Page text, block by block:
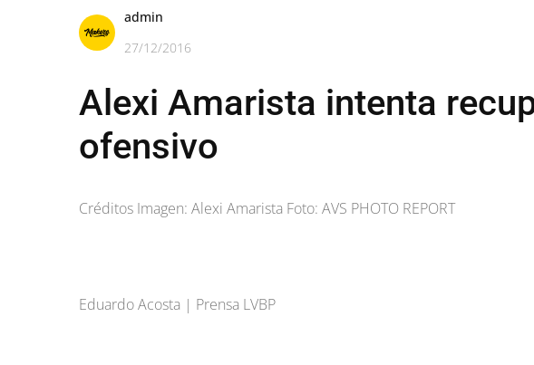
admin
27/12/2016
Alexi Amarista intenta
ofensivo
Créditos Imagen: Alexi Amarista Foto: AVS PHOTO REPORT
Eduardo Acosta | Prensa LVBP